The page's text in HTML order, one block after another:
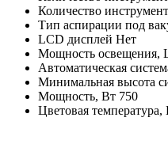
Количество
Тип аспирации под
LCD дисплей Нет
Мощность освещения,
Автоматическая
Минимальная высота
Мощность, Вт 750
Цветовая температура,